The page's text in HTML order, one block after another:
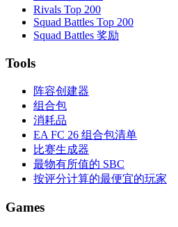
Rivals Top 200
Squad Battles Top 200
Squad Battles 奖励
Tools
阵容创建器
组合包
消耗品
EA FC 26 组合包清单
比赛生成器
最物有所值的 SBC
按评分计算的最便宜的玩家
Games